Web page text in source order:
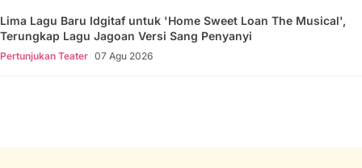
Lima Lagu Baru Idgitaf untuk 'Home Sweet Loan The Musical',
Terungkap Lagu Jagoan Versi Sang Penyanyi
Pertunjukan Teater 07 Agu 2026